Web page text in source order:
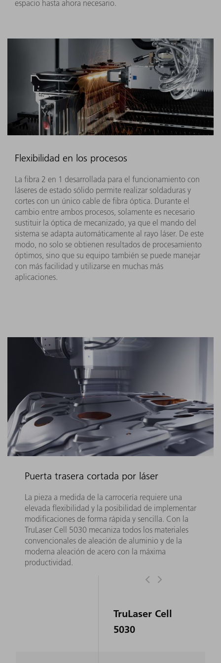
espacio hasta ahora necesario.
Flexibilidad en los procesos
La fibra 2 en 1 desarrollada para el funcionamiento con
láseres de estado sólido permite realizar soldaduras y
cortes con un único cable de fibra óptica. Durante el
cambio entre ambos procesos, solamente es necesario
sustituir la óptica de mecanizado, ya que el mando del
sistema se adapta automáticamente al rayo láser. De este
modo, no solo se obtienen resultados de procesamiento
óptimos, sino que su equipo también se puede manejar
con más facilidad y utilizarse en muchas más
aplicaciones.
Puerta trasera cortada por láser
La pieza a medida de la carrocería requiere una
elevada flexibilidad y la posibilidad de implementar
modificaciones de forma rápida y sencilla. Con la
TruLaser Cell 5030 mecaniza todos los materiales
convencionales de aleación de aluminio y de la
moderna aleación de acero con la máxima
productividad.
TruLaser Cell
5030